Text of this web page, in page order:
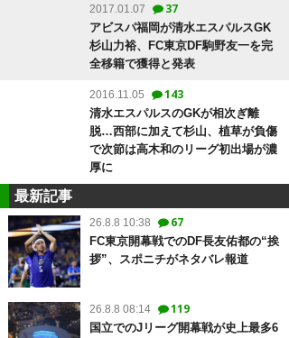
2017.01.07 37
アビスパ福岡が清水エスパルスGK
杉山力裕、FC東京DF駒野友一を完
全移籍で獲得と発表
2016.11.05 143
清水エスパルスのGKが相次ぎ離
脱…西部に加えて杉山、植草が負傷
で次節は高木和のリーグ初出場が濃
厚に
最新記事
26.8.8 10:38 67
FC東京開幕戦でのDF長友佑都の“挨
拶”、スポニチがネタバレ報道
26.8.8 08:14 119
国立でのJリーグ開幕戦が史上最多6